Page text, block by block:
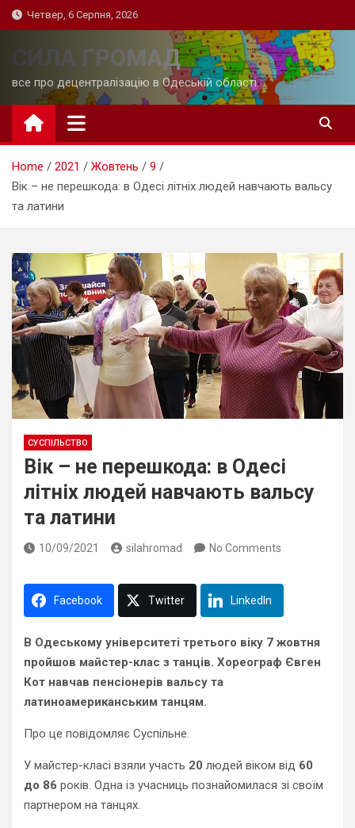
Skip
to
Четвер, 6 Серпня, 2026
СИЛА ГРОМАД
все про децентралізацію в Одеській області
Home 2021 Жовтень
9
Вік – не перешкода: в Одесі літніх людей навчають вальсу
та латини
СУСПІЛЬСТВО
Вік – не перешкода: в Одесі
літніх людей навчають вальсу
та латини
10/09/2021 silahromad No Comments
Facebook Twitter LinkedIn
В Одеському університеті третього віку 7 жовтня
пройшов майстер-клас з танців. Хореограф Євген
Кот навчав пенсіонерів вальсу та
латиноамериканським танцям.
Про це повідомляє Суспільне.
У майстер-класі взяли участь 20 людей віком від 60
до 86 років. Одна із учасниць познайомилася зі своїм
партнером на танцях.